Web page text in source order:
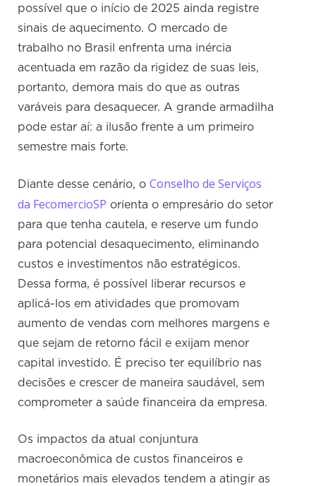
possível que o início de 2025 ainda registre
sinais de aquecimento. O mercado de
trabalho no Brasil enfrenta uma inércia
acentuada em razão da rigidez de suas leis,
portanto, demora mais do que as outras
varáveis para desaquecer. A grande armadilha
pode estar aí: a ilusão frente a um primeiro
semestre mais forte.
Diante desse cenário, oConselho de Serviços
da FecomercioSP orienta o empresário do setor
para que tenha cautela, e reserve um fundo
para potencial desaquecimento, eliminando
custos e investimentos não estratégicos.
Dessa forma, é possível liberar recursos e
aplicá-los em atividades que promovam
aumento de vendas com melhores margens e
que sejam de retorno fácil e exijam menor
capital investido. É preciso ter equilíbrio nas
decisões e crescer de maneira saudável, sem
comprometer a saúde financeira da empresa.
Os impactos da atual conjuntura
macroeconômica de custos financeiros e
monetários mais elevados tendem a atingir as